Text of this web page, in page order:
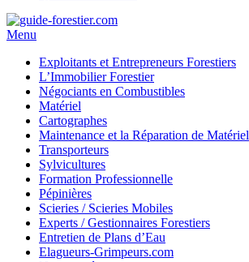
Menu
Exploitants et Entrepreneurs Forestiers
L’Immobilier Forestier
Négociants en Combustibles
Matériel
Cartographes
Maintenance et la Réparation de Matériel
Transporteurs
Sylvicultures
Formation Professionnelle
Pépinières
Scieries / Scieries Mobiles
Experts / Gestionnaires Forestiers
Entretien de Plans d’Eau
Elagueurs-Grimpeurs.com